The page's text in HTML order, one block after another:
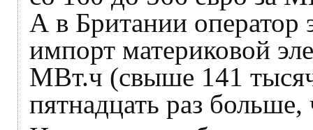
А в Британии оператор
импорт материковой
МВт.ч (свыше 141
пятнадцать раз